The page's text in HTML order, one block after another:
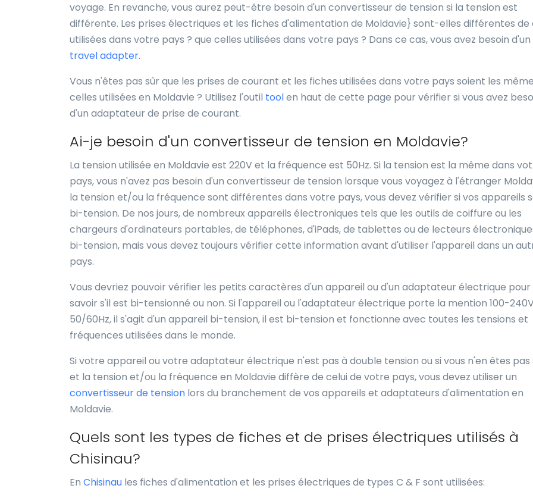
voyage. En revanche, vous aurez peut-être besoin d'un convertisseur de tension si la tension est
différente. Les prises électriques et les fiches d'alimentation de Moldavie} sont-elles différentes de
utilisées dans votre pays ? que celles utilisées dans votre pays ? Dans ce cas, vous avez besoin d'un
travel adapter.
Vous n'êtes pas sûr que les prises de courant et les fiches utilisées dans votre pays soient les
celles utilisées en Moldavie ? Utilisez l'outil toolen haut de cette page pour vérifier si vous avez
d'un adaptateur de prise de courant.
Ai-je besoin d'un convertisseur de tension en Moldavie?
La tension utilisée en Moldavie est 220V et la fréquence est 50Hz. Si la tension est la même dans
pays, vous n'avez pas besoin d'un convertisseur de tension lorsque vous voyagez à l'étranger
la tension et/ou la fréquence sont différentes dans votre pays, vous devez vérifier si vos appareils
bi-tension. De nos jours, de nombreux appareils électroniques tels que les outils de coiffure ou les
chargeurs d'ordinateurs portables, de téléphones, d'iPads, de tablettes ou de lecteurs
bi-tension, mais vous devez toujours vérifier cette information avant d'utiliser l'appareil dans un
pays.
Vous devriez pouvoir vérifier les petits caractères d'un appareil ou d'un adaptateur électrique pour
savoir s'il est bi-tensionné ou non. Si l'appareil ou l'adaptateur électrique porte la mention 100-
50/60Hz, il s'agit d'un appareil bi-tension, il est bi-tension et fonctionne avec toutes les tensions et
fréquences utilisées dans le monde.
Si votre appareil ou votre adaptateur électrique n'est pas à double tension ou si vous n'en êtes pas
et la tension et/ou la fréquence en Moldavie diffère de celui de votre pays, vous devez utiliser un
convertisseur de tension lors du branchement de vos appareils et adaptateurs d'alimentation en
Moldavie.
Quels sont les types de fiches et de prises électriques utilisés à
Chisinau?
En Chisinau les fiches d'alimentation et les prises électriques de types C & F sont utilisées: